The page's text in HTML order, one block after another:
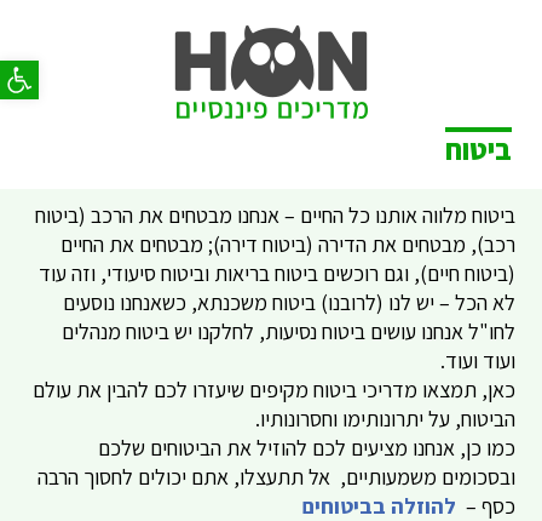
פתח
ביטוח
ביטוח מלווה אותנו כל החיים – אנחנו מבטחים את הרכב (ביטוח
רכב), מבטחים את הדירה (ביטוח דירה); מבטחים את החיים
(ביטוח חיים), וגם רוכשים ביטוח בריאות וביטוח סיעודי, וזה עוד
לא הכל – יש לנו (לרובנו) ביטוח משכנתא, כשאנחנו נוסעים
לחו"ל אנחנו עושים ביטוח נסיעות, לחלקנו יש ביטוח מנהלים
ועוד ועוד.
כאן, תמצאו מדריכי ביטוח מקיפים שיעזרו לכם להבין את עולם
הביטוח, על יתרונותימו וחסרונותיו.
כמו כן, אנחנו מציעים לכם להוזיל את הביטוחים שלכם
ובסכומים משמעותיים, אל תתעצלו, אתם יכולים לחסוך הרבה
כסף – להוזלה בביטוחים